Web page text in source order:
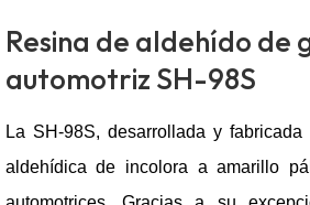
Resina de aldehído
automotriz SH-98S
La SH-98S, desarrollada y
aldehídica de incolora a amarillo